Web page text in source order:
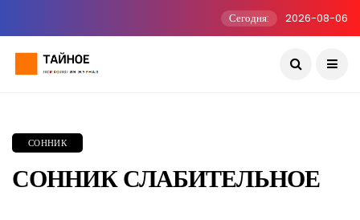
Сегодня: 2026-08-06
СОННИК
СОННИК СЛАБИТЕЛЬНОЕ